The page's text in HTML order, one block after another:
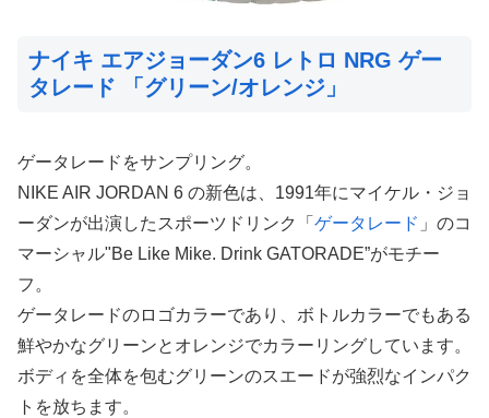
ナイキ エアジョーダン6 レトロ NRG ゲー
タレード 「グリーン/オレンジ」
ゲータレードをサンプリング。
NIKE AIR JORDAN 6 の新色は、1991年にマイケル・ジョ
ーダンが出演したスポーツドリンク「 ゲータレード 」のコ
マーシャル"Be Like Mike. Drink GATORADE”がモチー
フ。
ゲータレードのロゴカラーであり、ボトルカラーでもある
鮮やかなグリーンとオレンジでカラーリングしています。
ボディを全体を包むグリーンのスエードが強烈なインパク
トを放ちます。